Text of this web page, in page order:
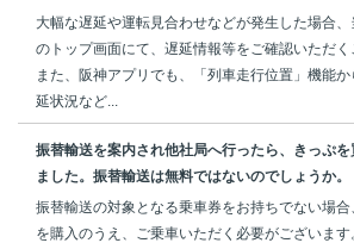
大幅な遅延や運転見合わせなどが発生した場合
のトップ画面にて、遅延情報等をご確認いただく
また、阪神アプリでも、「列車走行位置」機能
延状況など...
振替輸送を案内され他社局へ行ったら、きっぷ
ました。振替輸送は無料ではないのでしょうか。
振替輸送の対象となる乗車券をお持ちでない場
を購入のうえ、ご乗車いただく必要がございま